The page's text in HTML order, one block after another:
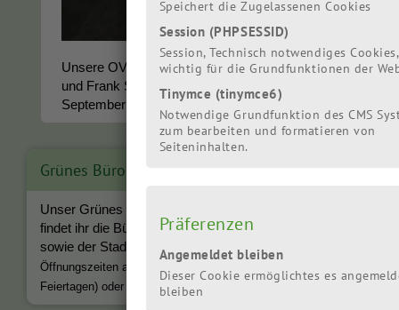
Speichert die Zugelassenen Cookies
Session (PHPSESSID)
Session, Technisch notwendiges Cookies,
wichtig für die Grundfunktionen der
Tinymce (tinymce6)
Notwendige Grundfunktion des CMS
zum bearbeiten und formatieren von
Seiteninhalten.
Präferenzen
Angemeldet bleiben
Dieser Cookie ermöglichtes es
bleiben
Unsere OV Sprecher*innen Johanna Reusch
und Frank Struß hoffen zur Kommunalwahl im
September auf ein gutes Ergebnis in Cuxhaven
Grünes Büro
Unser Grünes Büro ist in der Deichstraße 4. Dort
findet ihr die Büros des Orts- und Kreisverbandes
sowie der Stadtrats- und Kreistagsfraktion
Öffnungszeiten am Mo und Do von 16 - 18 Uhr (außer an
Feiertagen) oder Termne nach Absprache.